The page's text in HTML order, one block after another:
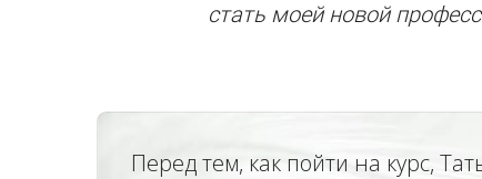
стать моей новой
Перед тем, как пойти на курс,